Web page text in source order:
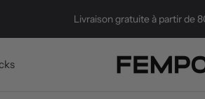
Livraison gratuite à partir de
Fempo